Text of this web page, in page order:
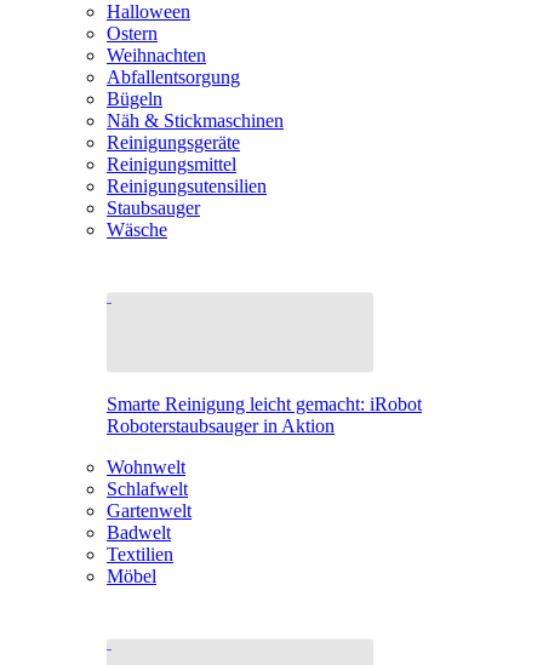
Halloween
Ostern
Weihnachten
Abfallentsorgung
Bügeln
Näh & Stickmaschinen
Reinigungsgeräte
Reinigungsmittel
Reinigungsutensilien
Staubsauger
Wäsche
Smarte Reinigung leicht gemacht: iRobot
Roboterstaubsauger in Aktion
Wohnwelt
Schlafwelt
Gartenwelt
Badwelt
Textilien
Möbel